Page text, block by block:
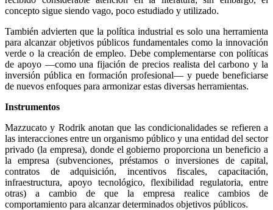
concepto sigue siendo vago, poco estudiado y utilizado.
También advierten que la política industrial es solo una herramienta
para alcanzar objetivos públicos fundamentales como la innovación
verde o la creación de empleo. Debe complementarse con políticas
de apoyo —como una fijación de precios realista del carbono y la
inversión pública en formación profesional— y puede beneficiarse
de nuevos enfoques para armonizar estas diversas herramientas.
Instrumentos
Mazzucato y Rodrik anotan que las condicionalidades se refieren a
las interacciones entre un organismo público y una entidad del sector
privado (la empresa), donde el gobierno proporciona un beneficio a
la empresa (subvenciones, préstamos o inversiones de capital,
contratos de adquisición, incentivos fiscales, capacitación,
infraestructura, apoyo tecnológico, flexibilidad regulatoria, entre
otras) a cambio de que la empresa realice cambios de
comportamiento para alcanzar determinados objetivos públicos.